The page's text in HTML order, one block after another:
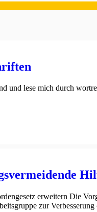
und lese mich durch
erweitern Die
zur